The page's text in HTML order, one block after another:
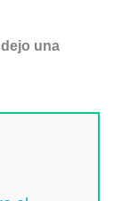
una